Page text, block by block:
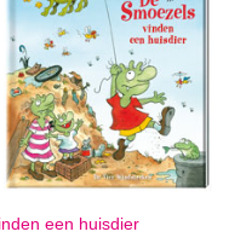
een huisdier